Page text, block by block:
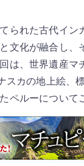
られた古代イン
文化が融合し
は、世界遺産
スカの地上絵、
ペルーについて